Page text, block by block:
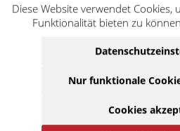
inkl. MwSt.zzgl. Versandkosten
Lieferzeit ca. 1 Werktag
Diese Website verwendet
Funktionalität bieten zu
Nur funktionale
Cookies